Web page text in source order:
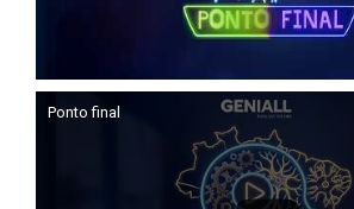
Ponto final